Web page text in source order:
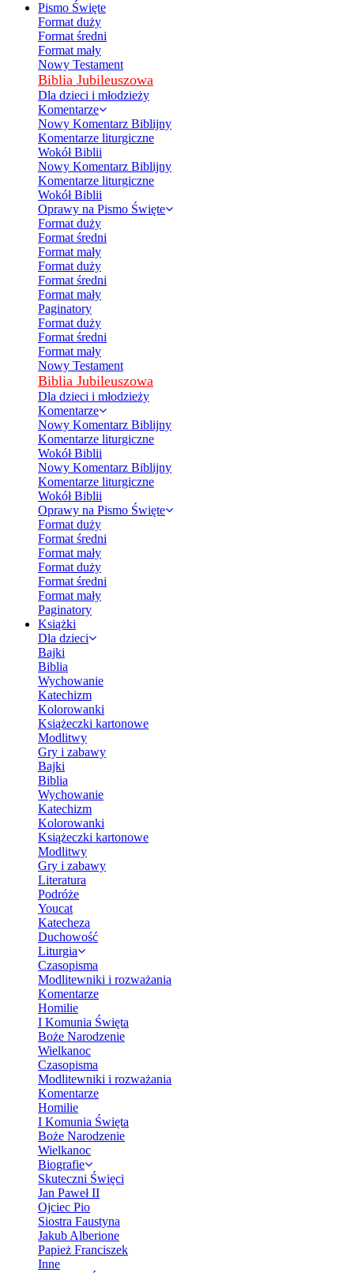
Pismo Święte
Format duży
Format średni
Format mały
Nowy Testament
Biblia Jubileuszowa
Dla dzieci i młodzieży
Komentarze
Nowy Komentarz Biblijny
Komentarze liturgiczne
Wokół Biblii
Nowy Komentarz Biblijny
Komentarze liturgiczne
Wokół Biblii
Oprawy na Pismo Święte
Format duży
Format średni
Format mały
Format duży
Format średni
Format mały
Paginatory
Format duży
Format średni
Format mały
Nowy Testament
Biblia Jubileuszowa
Dla dzieci i młodzieży
Komentarze
Nowy Komentarz Biblijny
Komentarze liturgiczne
Wokół Biblii
Nowy Komentarz Biblijny
Komentarze liturgiczne
Wokół Biblii
Oprawy na Pismo Święte
Format duży
Format średni
Format mały
Format duży
Format średni
Format mały
Paginatory
Książki
Dla dzieci
Bajki
Biblia
Wychowanie
Katechizm
Kolorowanki
Książeczki kartonowe
Modlitwy
Gry i zabawy
Bajki
Biblia
Wychowanie
Katechizm
Kolorowanki
Książeczki kartonowe
Modlitwy
Gry i zabawy
Literatura
Podróże
Youcat
Katecheza
Duchowość
Liturgia
Czasopisma
Modlitewniki i rozważania
Komentarze
Homilie
I Komunia Święta
Boże Narodzenie
Wielkanoc
Czasopisma
Modlitewniki i rozważania
Komentarze
Homilie
I Komunia Święta
Boże Narodzenie
Wielkanoc
Biografie
Skuteczni Święci
Jan Paweł II
Ojciec Pio
Siostra Faustyna
Jakub Alberione
Papież Franciszek
Inne